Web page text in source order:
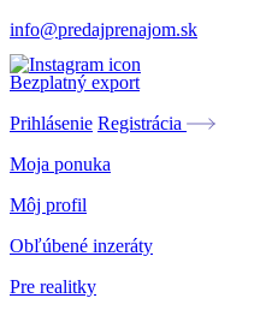
info@predajprenajom.sk
Bezplatný export
Prihlásenie Registrácia
Moja ponuka
Môj profil
Obľúbené inzeráty
Pre realitky